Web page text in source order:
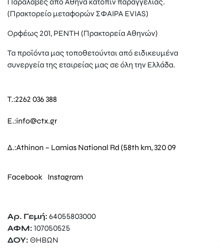
(Πρακτορείο μεταφορών ΣΦΑΙΡΑ EVIAS)
Ορφέως 201, ΡΕΝΤΗ (Πρακτορεία Αθηνών)
Τα προϊόντα μας τοποθετούνται από ειδικευμένα
συνεργεία της εταιρείας μας σε όλη την Ελλάδα.
T.:2262 036 388
E.:info@ctx.gr
Δ.:Athinon – Lamias National Rd (58th km, 320 09
Facebook Instagram
Αρ. Γεμή: 64055803000
ΑΦΜ: 107050525
ΔΟΥ: ΘΗΒΩΝ